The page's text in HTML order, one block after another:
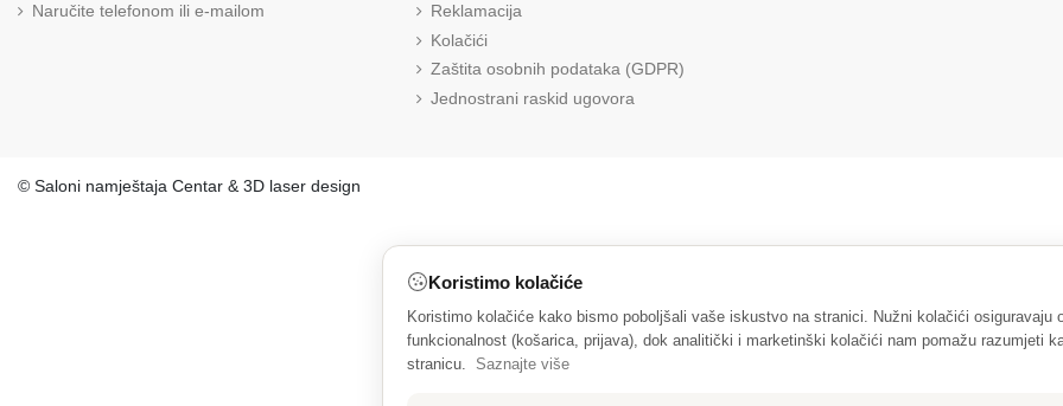
Koristimo kolačiće
Koristimo kolačiće kako bismo poboljšali vaše iskustvo na stranici. Nužni kolačići osiguravaju
funkcionalnost (košarica, prijava), dok analitički i marketinški kolačići nam pomažu razumjeti
stranicu.
Saznajte više
Naručite telefonom ili e-mailom
Reklamacija
Kolačići
Zaštita osobnih podataka (GDPR)
Jednostrani raskid ugovora
© Saloni namještaja Centar & 3D laser design